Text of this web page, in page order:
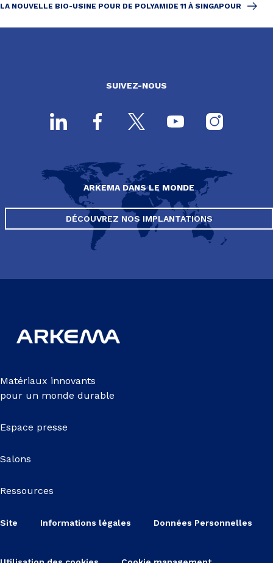
LA NOUVELLE BIO-USINE POUR DE POLYAMIDE 11 À SINGAPOUR
SUIVEZ-NOUS
ARKEMA DANS LE MONDE
DÉCOUVREZ NOS IMPLANTATIONS
Matériaux innovants
pour un monde durable
Espace presse
Salons
Ressources
Site Informations légales Données Personnelles